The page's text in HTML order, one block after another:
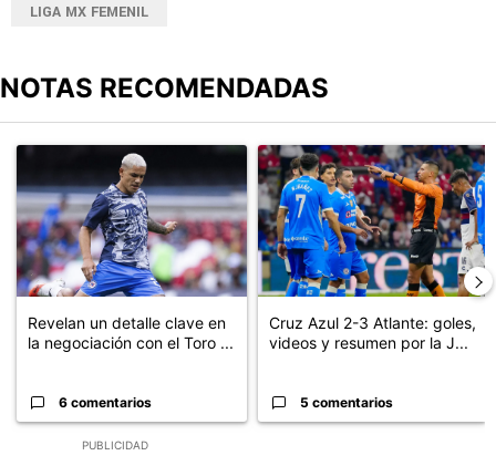
LIGA MX FEMENIL
NOTAS RECOMENDADAS
PUBLICIDAD
Un artículo de tendencia con el título "Revelan un detalle clave
Revelan un detalle clave en
la negociación con el Toro ...
6 comentarios
Un artículo de tendencia con el
Cruz Azul 2-3 Atlante: goles,
videos y resumen por la J...
5 comentarios